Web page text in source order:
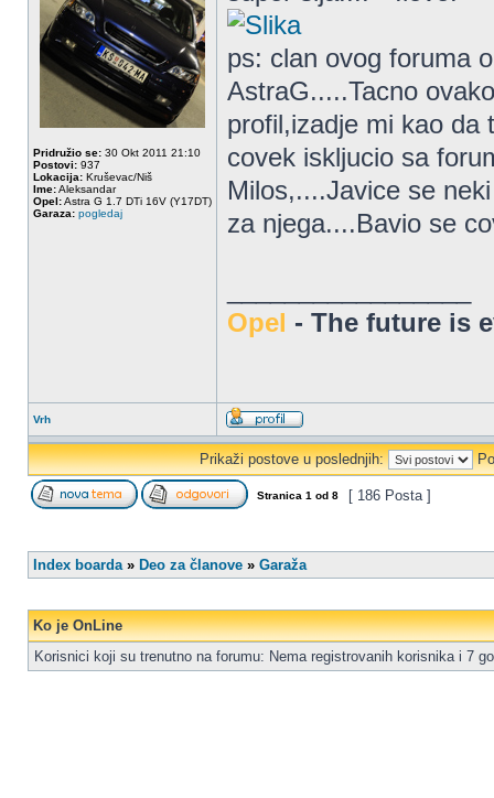
Pridružio se: 30 Okt 2011 21:10
Postovi: 937
Lokacija: Kruševac/Niš
Ime:Aleksandar
Opel:Astra G 1.7 DTi 16V (Y17DT)
Garaza: pogledaj
ps: clan ovog foruma
AstraG.....Tacno
profil,izadje mi kao
covek iskljucio sa
Milos,....Javice se
za njega....Bavio se
Opel - The future is
Vrh
Prikaži postove u poslednjih:
Stranica 1 od 8 [ 186 Posta ]
Index boarda» Deo za članove » Garaža
Ko je OnLine
Korisnici koji su trenutno na forumu: Nema registrovanih korisnika i 7